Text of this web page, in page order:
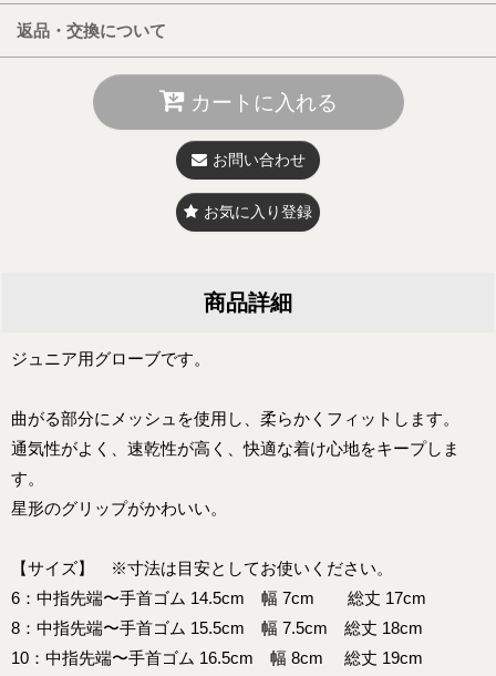
返品・交換について
カートに入れる
お問い合わせ
お気に入り登録
商品詳細
ジュニア用グローブです。
曲がる部分にメッシュを使用し、柔らかくフィットします。
通気性がよく、速乾性が高く、快適な着け心地をキープしま
す。
星形のグリップがかわいい。
【サイズ】 ※寸法は目安としてお使いください。
6：中指先端〜手首ゴム 14.5cm 幅 7cm 総丈 17cm
8：中指先端〜手首ゴム 15.5cm 幅 7.5cm 総丈 18cm
10：中指先端〜手首ゴム 16.5cm 幅 8cm 総丈 19cm